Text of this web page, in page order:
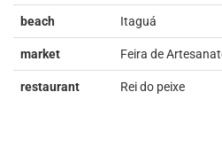
beach Itaguá
market Feira de
restaurant Rei do peixe